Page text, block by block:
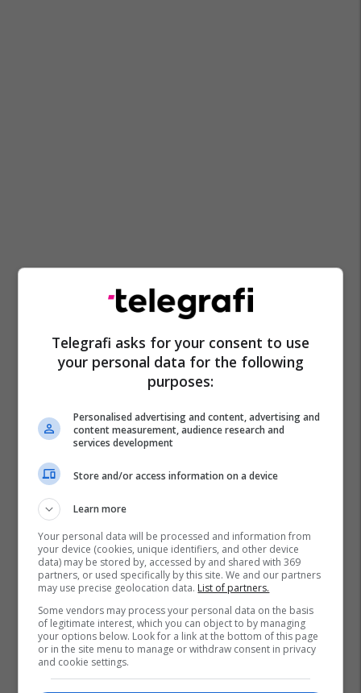
Telegrafi asks for your consent to use
your personal data for the following
purposes:
Personalised advertising and content, advertising and
content measurement, audience research and
services development
Store and/or access information on a device
Learn more
Your personal data will be processed and information from
your device (cookies, unique identifiers, and other device
data) may be stored by, accessed by and shared with 369
partners, or used specifically by this site. We and our partners
may use precise geolocation data. List of partners.
Some vendors may process your personal data on the basis
of legitimate interest, which you can object to by managing
your options below. Look for a link at the bottom of this page
or in the site menu to manage or withdraw consent in privacy
and cookie settings.